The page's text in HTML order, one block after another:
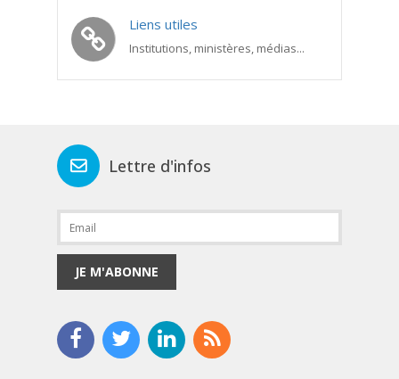
Liens utiles
Institutions, ministères, médias...
Lettre d'infos
JE M'ABONNE